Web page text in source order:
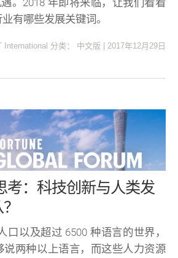
。2018 年即将来临，让我们看看
有哪些发展关键词。
International 分类： 中文版 2017年12月29日
考：科技创新与人类发
口以及超过 6500 种语言的世界，
说两种以上语言，而这些人力资源